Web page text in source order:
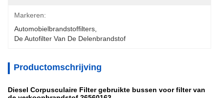
Markeren:
Automobielbrandstoffilters
De Autofilter Van De Delenbrandstof
Productomschrijving
Diesel Corpusculaire Filter gebruikte bussen voor filter van